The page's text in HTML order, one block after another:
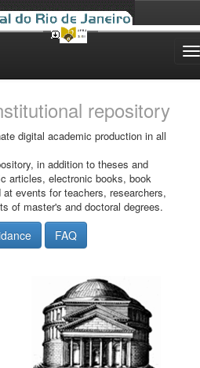
repository
digital academic production in all
in addition to theses and
articles, electronic books, book
events for teachers, researchers,
of master's and doctoral degrees.
FAQ